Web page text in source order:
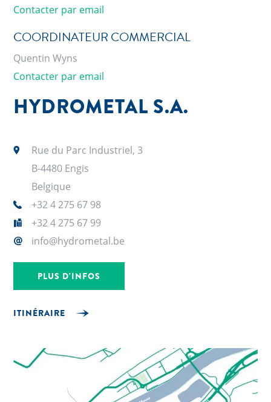
Contacter par email
COORDINATEUR COMMERCIAL
Quentin Wyns
Contacter par email
HYDROMETAL S.A.
Rue du Parc Industriel, 3
B-4480 Engis
Belgique
+32 4 275 67 98
+32 4 275 67 99
info@hydrometal.be
PLUS D'INFOS
ITINÉRAIRE